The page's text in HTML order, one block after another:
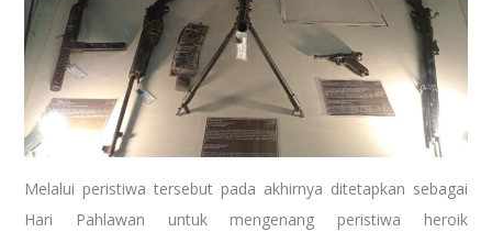
Melalui peristiwa tersebut pada akhirnya ditetapkan sebagai
Hari Pahlawan untuk mengenang peristiwa heroik